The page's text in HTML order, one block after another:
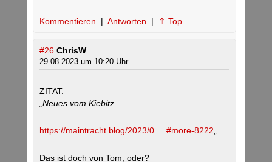
Kommentieren | Antworten | ⇑ Top
#26 ChrisW
29.08.2023 um 10:20 Uhr
ZITAT:
„Neues vom Kiebitz.
https://maintracht.blog/2023/0.....#more-8222
Das ist doch von Tom, oder?